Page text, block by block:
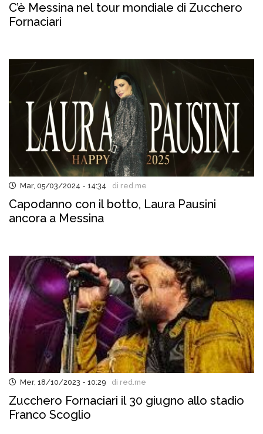
C’è Messina nel tour mondiale di Zucchero
Fornaciari
Mar, 05/03/2024 - 14:34 di red.me
Capodanno con il botto, Laura Pausini
ancora a Messina
Mer, 18/10/2023 - 10:29 di red.me
Zucchero Fornaciari il 30 giugno allo stadio
Franco Scoglio